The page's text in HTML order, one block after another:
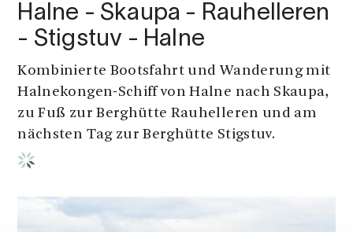
Halne - Skaupa - Rauhelleren
- Stigstuv - Halne
Kombinierte Bootsfahrt und Wanderung mit
Halnekongen-Schiff von Halne nach Skaupa,
zu Fuß zur Berghütte Rauhelleren und am
nächsten Tag zur Berghütte Stigstuv.